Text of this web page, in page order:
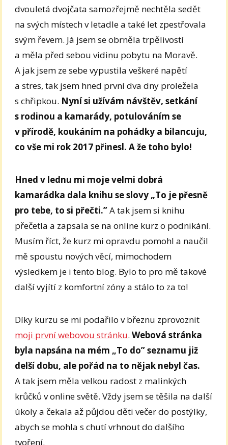
dvouletá dvojčata samozřejmě nechtěla sedět
na svých místech v letadle a také let zpestřovala
svým řevem. Já jsem se obrněla trpělivostí
a měla před sebou vidinu pobytu na Moravě.
A jak jsem ze sebe vypustila veškeré napětí
a stres, tak jsem hned první dva dny proležela
s chřipkou. Nyní si užívám návštěv, setkání
s rodinou a kamarády, potulováním se
v přírodě, koukáním na pohádky a bilancuju,
co vše mi rok 2017 přinesl. A že toho bylo!
Hned v lednu mi moje velmi dobrá
kamarádka dala knihu se slovy „To je přesně
pro tebe, to si přečti.”A tak jsem si knihu
přečetla a zapsala se na online kurz o podnikání.
Musím říct, že kurz mi opravdu pomohl a naučil
mě spoustu nových věcí, mimochodem
výsledkem je i tento blog. Bylo to pro mě takové
další vyjítí z komfortní zóny a stálo to za to!
Díky kurzu se mi podařilo v březnu zprovoznit
moji první webovou stránku.Webová stránka
byla napsána na mém „To do” seznamu již
delší dobu, ale pořád na to nějak nebyl čas.
A tak jsem měla velkou radost z malinkých
krůčků v online světě. Vždy jsem se těšila na další
úkoly a čekala až půjdou děti večer do postýlky,
abych se mohla s chutí vrhnout do dalšího
tvoření.